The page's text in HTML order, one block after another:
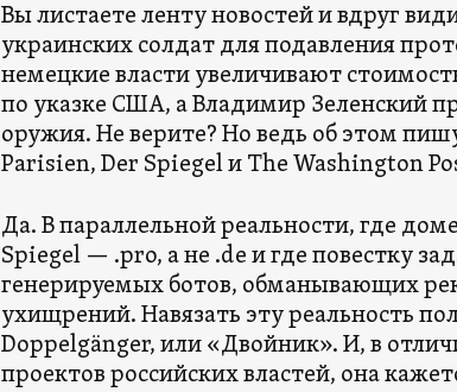
Вы листаете ленту новостей и вдруг
украинских солдат для подавления
немецкие власти увеличивают
по указке США, а Владимир Зеленский
оружия. Не верите? Но ведь об этом
Parisien, Der Spiegel и The Washington
Да. В параллельной реальности, где
Spiegel — .pro, а не .de и где повестку
генерируемых ботов, обманывающих
ухищрений. Навязать эту реальность
Doppelgänger, или «Двойник». И, в
проектов российских властей, она